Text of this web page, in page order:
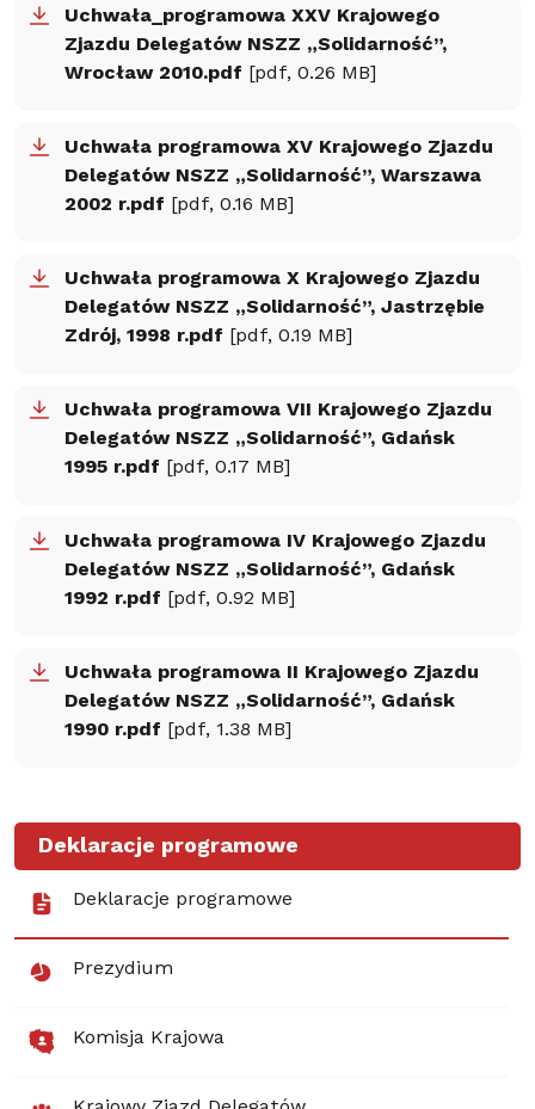
Uchwała_programowa XXV Krajowego
Zjazdu Delegatów NSZZ „Solidarność”,
Wrocław 2010.pdf [pdf, 0.26 MB]
Uchwała programowa XV Krajowego Zjazdu
Delegatów NSZZ „Solidarność”, Warszawa
2002 r.pdf [pdf, 0.16 MB]
Uchwała programowa X Krajowego Zjazdu
Delegatów NSZZ „Solidarność”, Jastrzębie
Zdrój, 1998 r.pdf [pdf, 0.19 MB]
Uchwała programowa VII Krajowego Zjazdu
Delegatów NSZZ „Solidarność”, Gdańsk
1995 r.pdf [pdf, 0.17 MB]
Uchwała programowa IV Krajowego Zjazdu
Delegatów NSZZ „Solidarność”, Gdańsk
1992 r.pdf [pdf, 0.92 MB]
Uchwała programowa II Krajowego Zjazdu
Delegatów NSZZ „Solidarność”, Gdańsk
1990 r.pdf [pdf, 1.38 MB]
Deklaracje programowe
Deklaracje programowe
Prezydium
Komisja Krajowa